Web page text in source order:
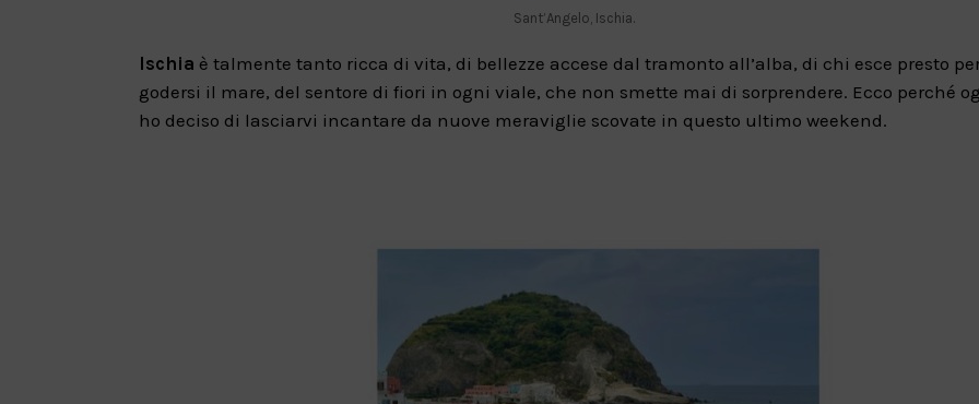
Sant’Angelo, Ischia.
Ischia è talmente tanto ricca di vita, di bellezze accese dal tramonto all’alba, di chi esce presto
godersi il mare, del sentore di fiori in ogni viale, che non smette mai di sorprendere. Ecco perché
ho deciso di lasciarvi incantare da nuove meraviglie scovate in questo ultimo weekend.